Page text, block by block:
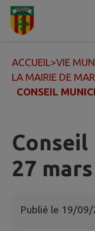
Contenu
ACCUEIL>VIE
LA MAIRIE DE
CONSEIL
27
Publié le 19/09/